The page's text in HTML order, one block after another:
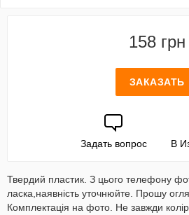
158 грн
ЗАКАЗАТЬ
Задать вопрос В
Твердий пластик. З цього телефону
ласка,наявність уточнюйте. Прошу
Комплектація на фото. Не завжди